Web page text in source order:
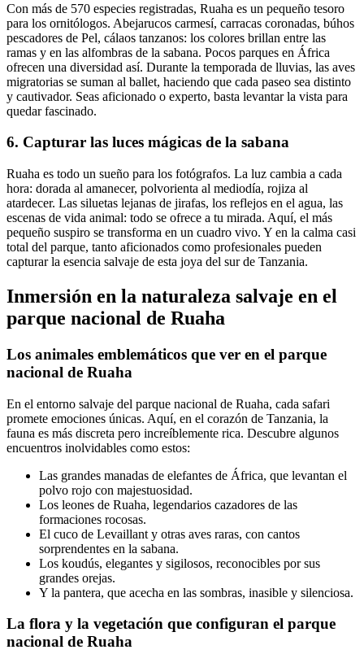
Con más de 570 especies registradas, Ruaha es un pequeño tesoro
para los ornitólogos. Abejarucos carmesí, carracas coronadas, búhos
pescadores de Pel, cálaos tanzanos: los colores brillan entre las
ramas y en las alfombras de la sabana. Pocos parques en África
ofrecen una diversidad así. Durante la temporada de lluvias, las aves
migratorias se suman al ballet, haciendo que cada paseo sea distinto
y cautivador. Seas aficionado o experto, basta levantar la vista para
quedar fascinado.
6. Capturar las luces mágicas de la sabana
Ruaha es todo un sueño para los fotógrafos. La luz cambia a cada
hora: dorada al amanecer, polvorienta al mediodía, rojiza al
atardecer. Las siluetas lejanas de jirafas, los reflejos en el agua, las
escenas de vida animal: todo se ofrece a tu mirada. Aquí, el más
pequeño suspiro se transforma en un cuadro vivo. Y en la calma casi
total del parque, tanto aficionados como profesionales pueden
capturar la esencia salvaje de esta joya del sur de Tanzania.
Inmersión en la naturaleza salvaje en el
parque nacional de Ruaha
Los animales emblemáticos que ver en el parque
nacional de Ruaha
En el entorno salvaje del parque nacional de Ruaha, cada safari
promete emociones únicas. Aquí, en el corazón de Tanzania, la
fauna es más discreta pero increíblemente rica. Descubre algunos
encuentros inolvidables como estos:
Las grandes manadas de elefantes de África, que levantan el
polvo rojo con majestuosidad.
Los leones de Ruaha, legendarios cazadores de las
formaciones rocosas.
El cuco de Levaillant y otras aves raras, con cantos
sorprendentes en la sabana.
Los koudús, elegantes y sigilosos, reconocibles por sus
grandes orejas.
Y la pantera, que acecha en las sombras, inasible y silenciosa.
La flora y la vegetación que configuran el parque
nacional de Ruaha